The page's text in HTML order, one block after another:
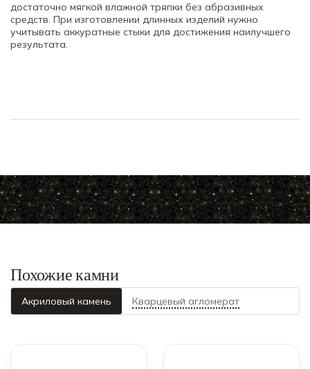
достаточно мягкой влажной тряпки без абразивных
средств. При изготовлении длинных изделий нужно
учитывать аккуратные стыки для достижения наилучшего
результата.
Похожие камни
Акриловый камень Кварцевый агломерат